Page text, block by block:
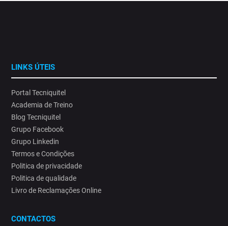
LINKS ÚTEIS
Portal Tecniquitel
Academia de Treino
Blog Tecniquitel
Grupo Facebook
Grupo Linkedin
Termos e Condições
Politica de privacidade
Politica de qualidade
Livro de Reclamações Online
CONTACTOS